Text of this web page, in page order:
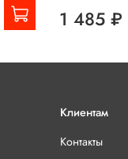
1 485 ₽
Клиентам
Контакты